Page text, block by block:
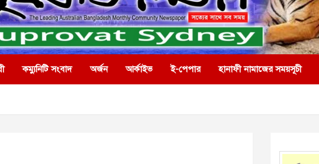
কম্যুনিটি সংবাদ অর্জন আর্কাইভ ই-পেপার হানাফী নামাজের সময়সূচী